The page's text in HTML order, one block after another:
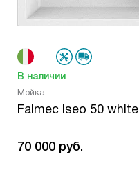
В наличии
Мойка
Falmec Iseo 50 white
70 000 руб.